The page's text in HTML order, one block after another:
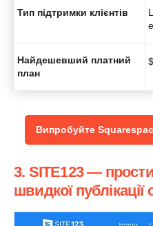
Тип підтримки клієнтів
Найдешевший платний
план
$
Випробуйте
3. SITE123 —
швидкої публікації